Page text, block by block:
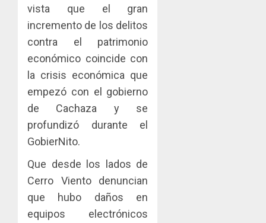
vista que el gran
incremento de los delitos
contra el patrimonio
económico coincide con
la crisis económica que
empezó con el gobierno
de Cachaza y se
profundizó durante el
GobierNito.
Que desde los lados de
Cerro Viento denuncian
que hubo daños en
equipos electrónicos